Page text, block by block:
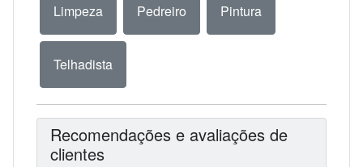
Limpeza Pedreiro Pintura
Telhadista
Recomendações e avaliações de
clientes